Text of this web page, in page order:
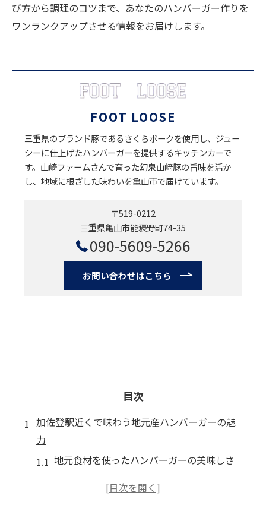
び方から調理のコツまで、あなたのハンバーガー作りを
ワンランクアップさせる情報をお届けします。
FOOT LOOSE
三重県のブランド豚であるさくらポークを使用し、ジュー
シーに仕上げたハンバーガーを提供するキッチンカーで
す。山崎ファームさんで育った幻泉山﨑豚の旨味を活か
し、地域に根ざした味わいを亀山市で届けています。
〒519-0212
三重県亀山市能褒野町74-35
090-5609-5266
お問い合わせはこちら
目次
加佐登駅近くで味わう地元産ハンバーガーの魅
力
地元食材を使ったハンバーガーの美味しさ
加佐登駅周辺で採れる新鮮野菜の魅力